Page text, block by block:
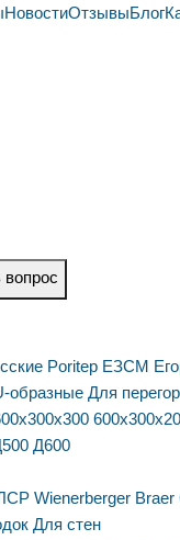
НовостиОтзывыБлог
вопрос
Poritep ЕЗСМ
образные Для
Д600
Wienerberger Braer
Для стен